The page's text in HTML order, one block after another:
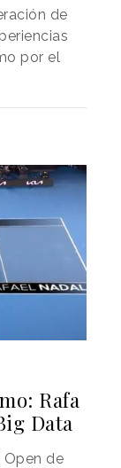
de
por el
Rafa
Data
Open de